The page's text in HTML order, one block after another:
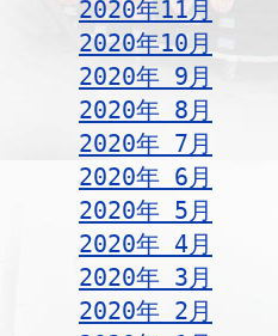
2020年11月
2020年10月
2020年 9月
2020年 8月
2020年 7月
2020年 6月
2020年 5月
2020年 4月
2020年 3月
2020年 2月